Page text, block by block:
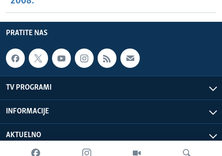
PRATITE NAS
TV PROGRAMI
INFORMACIJE
AKTUELNO